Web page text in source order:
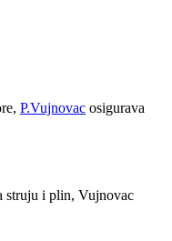
P.Vujnovac osigurava
struju i plin, Vujnovac